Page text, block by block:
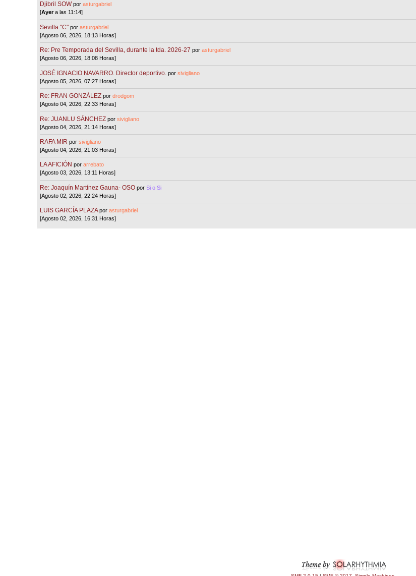
Djibril SOW porasturgabriel
[Ayera las 11:14]
Sevilla "C"porasturgabriel
[Agosto 06, 2026, 18:13 Horas]
Re: Pre Temporada del Sevilla, durante la tda. 2026-27 porasturgabriel
[Agosto 06, 2026, 18:08 Horas]
JOSÉ IGNACIO NAVARRO. Director deportivo. porsivigliano
[Agosto 05, 2026, 07:27 Horas]
Re: FRAN GONZÁLEZ pordrodgom
[Agosto 04, 2026, 22:33 Horas]
Re: JUANLU SÁNCHEZ porsivigliano
[Agosto 04, 2026, 21:14 Horas]
RAFA MIR porsivigliano
[Agosto 04, 2026, 21:03 Horas]
LA AFICIÓN porarrebato
[Agosto 03, 2026, 13:11 Horas]
Re: Joaquín Martínez Gauna- OSO porSi o Si
[Agosto 02, 2026, 22:24 Horas]
LUIS GARCÍA PLAZA porasturgabriel
[Agosto 02, 2026, 16:31 Horas]